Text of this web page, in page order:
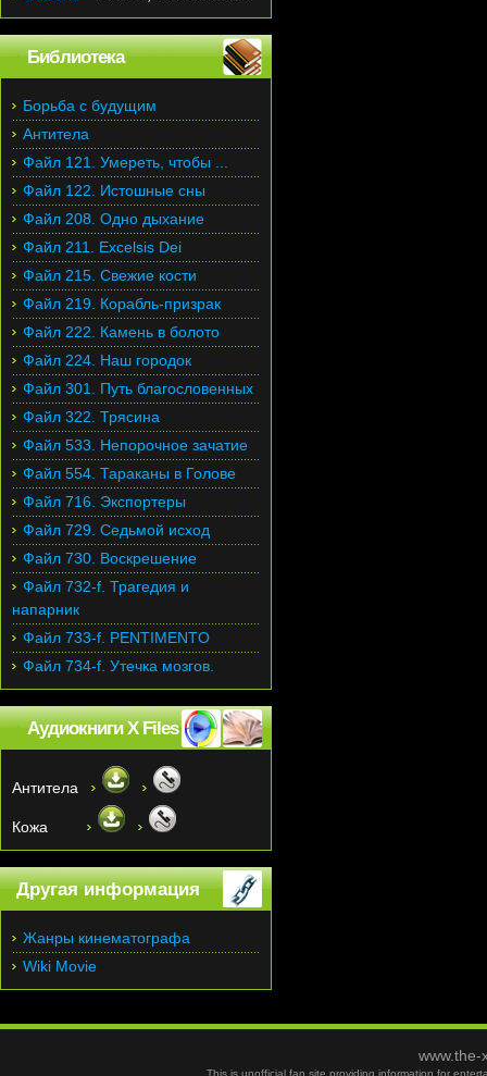
Библиотека
Борьба с будущим
Антитела
Файл 121. Умереть, чтобы ...
Файл 122. Истошные сны
Файл 208. Одно дыхание
Файл 211. Excelsis Dei
Файл 215. Свежие кости
Файл 219. Корабль-призрак
Файл 222. Камень в болото
Файл 224. Наш городок
Файл 301. Путь благословенных
Файл 322. Трясина
Файл 533. Непорочное зачатие
Файл 554. Тараканы в Голове
Файл 716. Экспортеры
Файл 729. Седьмой исход
Файл 730. Воскрешение
Файл 732-f. Трагедия и
напарник
Файл 733-f. PENTIMENTO
Файл 734-f. Утечка мозгов.
Аудиокниги X Files
Антитела
Кожа
Другая информация
Жанры кинематографа
Wiki Movie
This is unofficial fan site providing information for